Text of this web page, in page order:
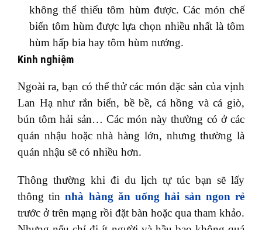
không thể thiếu tôm hùm được. Các món chế
biến tôm hùm được lựa chọn nhiều nhất là tôm
hùm hấp bia hay tôm hùm nướng.
Kinh nghiệm
Ngoài ra, bạn có thể thử các món đặc sản của vịnh
Lan Hạ như rắn biển, bề bề, cá hồng và cá giò,
bún tôm hải sản… Các món này thường có ở các
quán nhậu hoặc nhà hàng lớn, nhưng thường là
quán nhậu sẽ có nhiều hơn.
Thông thường khi đi du lịch tự túc bạn sẽ lấy
thông tinnhà hàng ăn uống hải sản ngon rẻ
trước ở trên mạng rồi đặt bàn hoặc qua tham khảo.